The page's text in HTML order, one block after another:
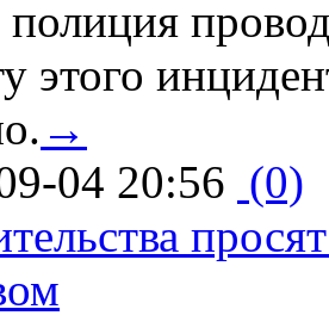
этого
→
04 20:56 (0)